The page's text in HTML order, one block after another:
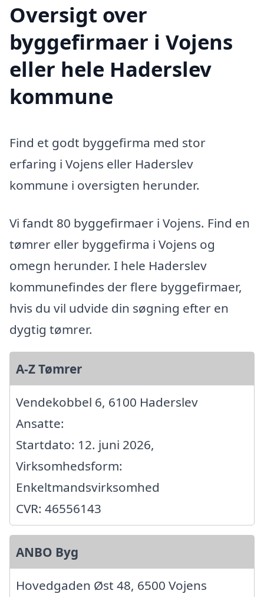
Oversigt over
byggefirmaer i Vojens
eller hele Haderslev
kommune
Find et godt byggefirma med stor
erfaring i Vojens eller Haderslev
kommune i oversigten herunder.
Vi fandt 80 byggefirmaer i Vojens. Find en
tømrer eller byggefirma i Vojens og
omegn herunder. I hele Haderslev
kommunefindes der flere byggefirmaer,
hvis du vil udvide din søgning efter en
dygtig tømrer.
A-Z Tømrer
Vendekobbel 6, 6100 Haderslev
Ansatte:
Startdato: 12. juni 2026,
Virksomhedsform:
Enkeltmandsvirksomhed
CVR: 46556143
ANBO Byg
Hovedgaden Øst 48, 6500 Vojens